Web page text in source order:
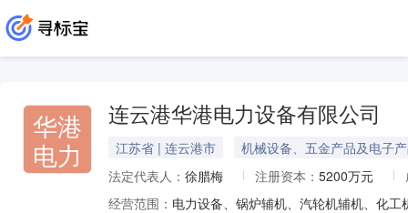
华港
电力
连云港华港电力设备有限公司
江苏省 | 连云港市
机械设备、五金产品及电子
法定代表人： 徐腊梅 注册资本： 5200万元
经营范围：